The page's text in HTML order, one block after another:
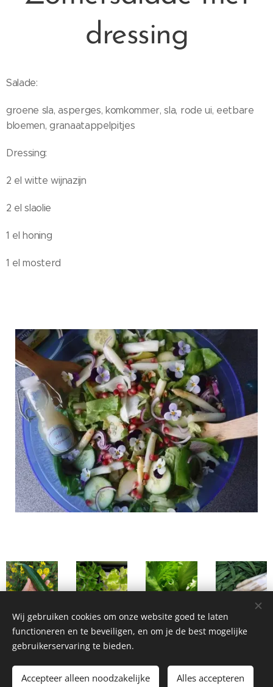
dressing
Salade:
groene sla, asperges, komkommer, sla, rode ui, eetbare
bloemen, granaatappelpitjes
Dressing:
2 el witte wijnazijn
2 el slaolie
1 el honing
1 el mosterd
Homemade Homegrown by Bianca ©2026
Cookies
Wij gebruiken cookies om onze website goed te laten
functioneren en te beveiligen, en om je de best mogelijke
gebruikerservaring te bieden.
Accepteer alleen noodzakelijke Alles accepteren